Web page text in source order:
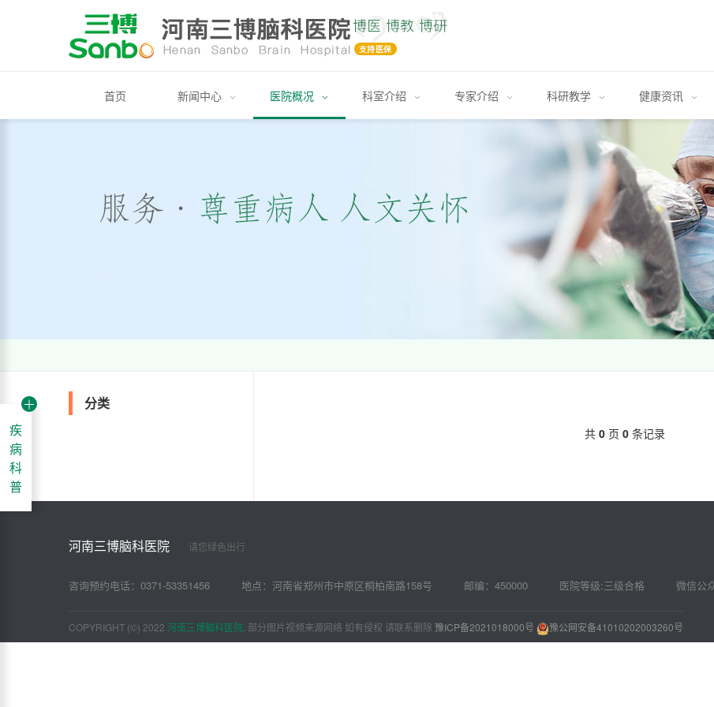
首页 新闻中心
医院概况
科室介绍 专家介绍 科研教学 健康资讯
分类
共 0 页 0 条记录
疾
病
科
普
河南三博脑科医院 请您绿色出行
咨询预约电话： 0371-53351456 地点： 河南省郑州市中原区桐柏南路158号 邮编： 450000 医院等级:三级合格 微信公
COPYRIGHT (©) 2022 河南三博脑科医院 . 部分图片视频来源网络 如有侵权 请联系删除 豫ICP备2021018000号 豫公网安备41010202003260号